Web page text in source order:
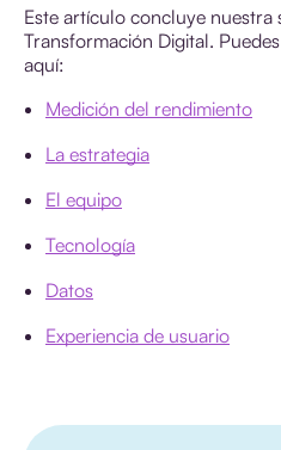
Este artículo concluye nuestra
Transformación Digital.
aquí:
Medición del rendimiento
La estrategia
El equipo
Tecnología
Datos
Experiencia de usuario